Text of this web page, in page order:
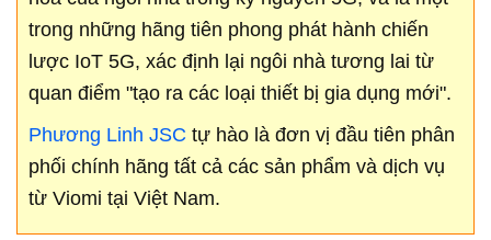
trong những hãng tiên phong phát hành chiến
lược IoT 5G, xác định lại ngôi nhà tương lai từ
quan điểm "tạo ra các loại thiết bị gia dụng mới".
Phương Linh JSC tự hào là đơn vị đầu tiên phân
phối chính hãng tất cả các sản phẩm và dịch vụ
từ Viomi tại Việt Nam.